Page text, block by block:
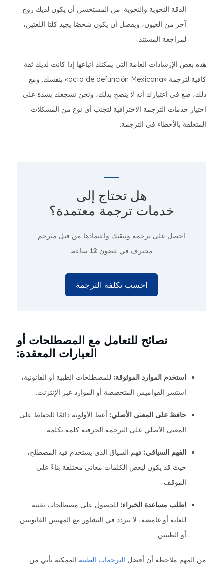
الدقة النحوية والنحوية. من المستحسن أن يكون لديك زوج
آخر من العيون، ويفضل أن يكون شخصًا يجيد كلتا اللغتين،
لمراجعة المستند.
هذه بعض الإرشادات العامة التي يمكنك اتباعها إذا كانت لديك ثقة
كافية لترجمة «acta de defunción Mexicana» بنفسك. ومع
ذلك، ضع في اعتبارك أنه لا ينصح بذلك، ونحن نشجعك بشدة على
اختيار خدمات الترجمة الاحترافية لتجنب أي نوع من المشكلات
المتعلقة بالأخطاء في الترجمة.
هل تحتاج إلى
خدمات ترجمة معتمدة؟
احصل على ترجمة وثيقتك واعتمادها من قبل مترجم
محترف في غضون 12 ساعة.
احسب تكلفة الترجمة
نصائح للتعامل مع المصطلحات أو
العبارات المعقدة:
استخدم الموارد الموثوقة: للمصطلحات الطبية أو القانونية،
استشر القواميس المتخصصة أو الموارد عبر الإنترنت.
حافظ على المعنى الأصلي: أعط الأولوية دائمًا للحفاظ على
المعنى الأصلي على الترجمة الحرفية كلمة بكلمة.
الفهم السياقي: فهم السياق الذي يستخدم فيه المصطلح،
حيث قد يكون لبعض الكلمات معاني مختلفة بناءً على
الموقف.
اطلب مساعدة الخبراء: للحصول على مصطلحات تقنية
للغاية أو غامضة، لا تتردد في التشاور مع المهنيين القانونيين
أو الطبيين.
من المهم ملاحظة أن أفضل الترجمات الطبية الممكنة تأتي من